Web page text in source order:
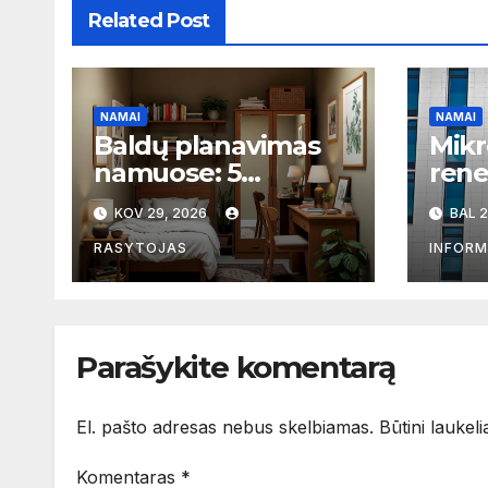
Related Post
NAMAI
Baldų planavimas
namuose: 5
praktiniai patarimai,
kaip išvengti
perpildytų ir tuščių
zonų
KOV 29, 2026
RASYTOJAS
NAMAI
BAL
Parašykite komentarą
El. pašto adresas nebus skelbiamas. Būtini
Komentaras *